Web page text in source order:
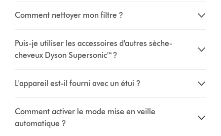
Comment nettoyer mon filtre ?
Puis-je utiliser les accessoires d'autres sèche-
cheveux Dyson Supersonic™ ?
L'appareil est-il fourni avec un étui ?
Comment activer le mode mise en veille
automatique ?